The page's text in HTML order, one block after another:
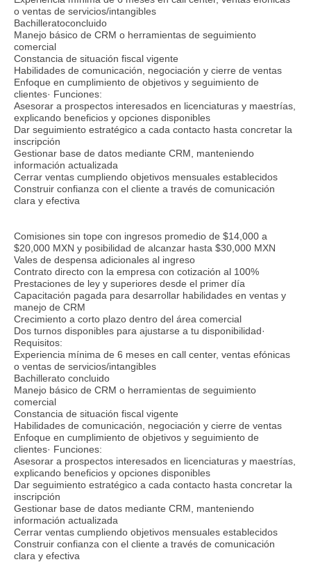
o ventas de servicios/intangibles
Bachilleratoconcluido
Manejo básico de CRM o herramientas de seguimiento
comercial
Constancia de situación fiscal vigente
Habilidades de comunicación, negociación y cierre de ventas
Enfoque en cumplimiento de objetivos y seguimiento de
clientes· Funciones:
Asesorar a prospectos interesados en licenciaturas y maestrías,
explicando beneficios y opciones disponibles
Dar seguimiento estratégico a cada contacto hasta concretar la
inscripción
Gestionar base de datos mediante CRM, manteniendo
información actualizada
Cerrar ventas cumpliendo objetivos mensuales establecidos
Construir confianza con el cliente a través de comunicación
clara y efectiva
Comisiones sin tope con ingresos promedio de $14,000 a
$20,000 MXN y posibilidad de alcanzar hasta $30,000 MXN
Vales de despensa adicionales al ingreso
Contrato directo con la empresa con cotización al 100%
Prestaciones de ley y superiores desde el primer día
Capacitación pagada para desarrollar habilidades en ventas y
manejo de CRM
Crecimiento a corto plazo dentro del área comercial
Dos turnos disponibles para ajustarse a tu disponibilidad·
Requisitos:
Experiencia mínima de 6 meses en call center, ventas efónicas
o ventas de servicios/intangibles
Bachillerato concluido
Manejo básico de CRM o herramientas de seguimiento
comercial
Constancia de situación fiscal vigente
Habilidades de comunicación, negociación y cierre de ventas
Enfoque en cumplimiento de objetivos y seguimiento de
clientes· Funciones:
Asesorar a prospectos interesados en licenciaturas y maestrías,
explicando beneficios y opciones disponibles
Dar seguimiento estratégico a cada contacto hasta concretar la
inscripción
Gestionar base de datos mediante CRM, manteniendo
información actualizada
Cerrar ventas cumpliendo objetivos mensuales establecidos
Construir confianza con el cliente a través de comunicación
clara y efectiva